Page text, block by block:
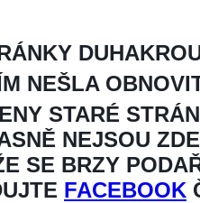
NEŠLA
STARÉ
NEJSOU
SE BRZY
FACEBOOK